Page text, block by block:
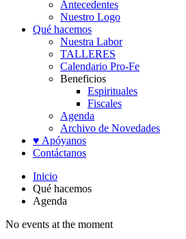
Antecedentes
Nuestro Logo
Qué hacemos
Nuestra Labor
TALLERES
Calendario Pro-Fe
Beneficios
Espirituales
Fiscales
Agenda
Archivo de Novedades
♥ Apóyanos
Contáctanos
Inicio
Qué hacemos
Agenda
No events at the moment